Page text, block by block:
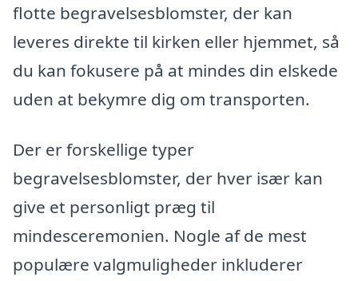
flotte begravelsesblomster, der kan
leveres direkte til kirken eller hjemmet, så
du kan fokusere på at mindes din elskede
uden at bekymre dig om transporten.
Der er forskellige typer
begravelsesblomster, der hver især kan
give et personligt præg til
mindesceremonien. Nogle af de mest
populære valgmuligheder inkluderer